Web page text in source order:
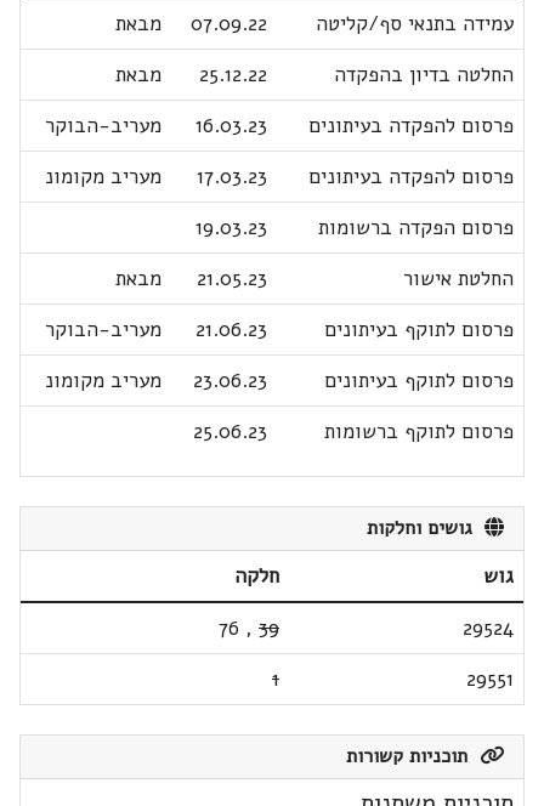
עמידה בתנאי סף/קליטה
07.09.22
מבאת
החלטה בדיון בהפקדה
25.12.22
מבאת
פרסום להפקדה בעיתונים
16.03.23
מעריב-הבוקר
פרסום להפקדה בעיתונים
17.03.23
מעריב מקומונ
פרסום הפקדה ברשומות
19.03.23
החלטת אישור
21.05.23
מבאת
פרסום לתוקף בעיתונים
21.06.23
מעריב-הבוקר
פרסום לתוקף בעיתונים
23.06.23
מעריב מקומונ
פרסום לתוקף ברשומות
25.06.23
גושים וחלקות
גוש
חלקה
29524
39
,
76
29551
1
תוכניות קשורות